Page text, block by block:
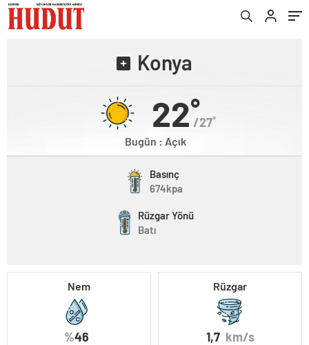
Konya
22˚
/27˚
Bugün : Açık
Basınç
674kpa
Rüzgar Yönü
Batı
Nem
%46
Rüzgar
1,7 km/s